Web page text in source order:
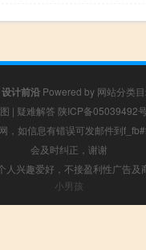
设计前沿 Powered by 网站分类
| 疑难解答 陕ICP备05039492号
，如信息有错误可发邮件到
会及时纠正，谢谢
人兴趣爱好，不接盈利性广告及
小男孩